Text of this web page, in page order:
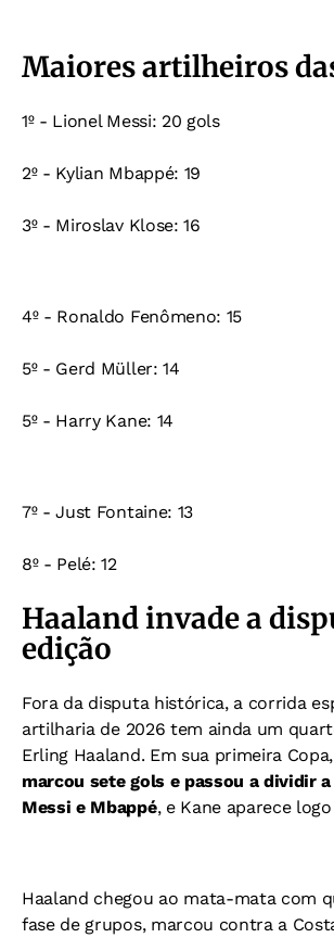
Maiores artilheiros
1º - Lionel Messi: 20 gols
2º - Kylian Mbappé: 19
3º - Miroslav Klose: 16
4º - Ronaldo Fenômeno: 15
5º - Gerd Müller: 14
5º - Harry Kane: 14
7º - Just Fontaine: 13
8º - Pelé: 12
Haaland invade a
edição
Fora da disputa histórica, a corrida
artilharia de 2026 tem ainda um
Erling Haaland. Em sua primeira
marcou sete gols e passou a dividir
Messi e Mbappé, e Kane aparece
Haaland chegou ao mata-mata com
fase de grupos, marcou contra a